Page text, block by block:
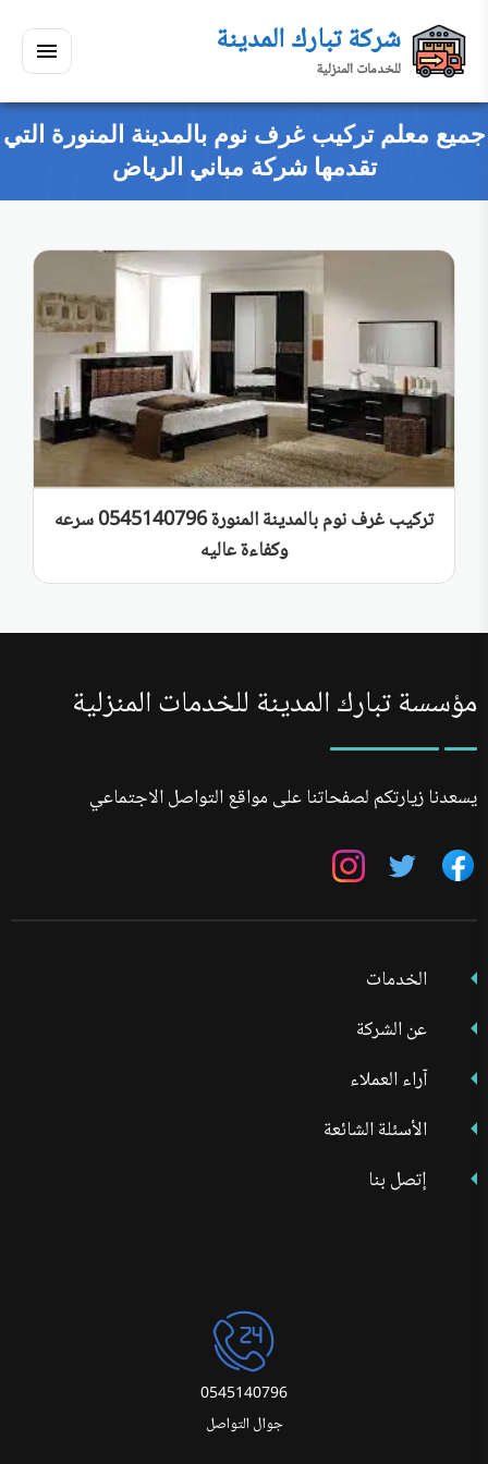
إلى
المحتوى
القائمة
شركة تبارك المدينة
للخدمات المنزلية
ابحث
في
مسكنك
ابحث
جميع معلم تركيب غرف نوم بالمدينة المنورة التي
تقدمها شركة مباني الرياض
تركيب غرف نوم بالمدينة المنورة 0545140796 سرعه
وكفاءة عاليه
مؤسسة تبارك المدينة للخدمات المنزلية
يسعدنا زيارتكم لصفحاتنا على مواقع التواصل الاجتماعي
تابعنا
فيسبوك
تابعنا
على
تويتر
تابعنا
انستجرام
الخدمات
عن الشركة
آراء العملاء
الأسئلة الشائعة
إتصل بنا
0545140796
جوال التواصل